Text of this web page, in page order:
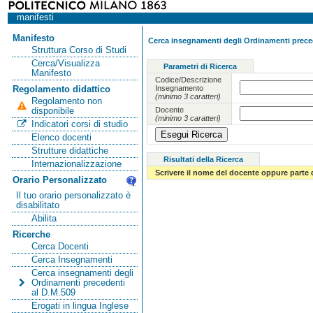
manifesti
Manifesto
Struttura Corso di Studi
Cerca/Visualizza
Manifesto
Regolamento didattico
Regolamento non
disponibile
Indicatori corsi di studio
Elenco docenti
Strutture didattiche
Internazionalizzazione
Orario Personalizzato
Il tuo orario personalizzato è
disabilitato
Abilita
Ricerche
Cerca Docenti
Cerca Insegnamenti
Cerca insegnamenti degli
Ordinamenti precedenti
al D.M.509
Erogati in lingua Inglese
Cerca insegnamenti degli Ordinamenti
Parametri di Ricerca
Codice/Descrizione
Insegnamento
(minimo 3 caratteri)
Docente
(minimo 3 caratteri)
Risultati della Ricerca
Scrivere il nome del docente oppure